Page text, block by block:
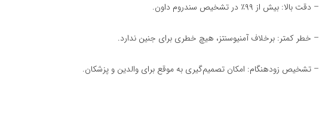
– دقت بالا: بیش از ۹۹٪ در تشخیص سندروم داون.
– خطر کمتر: برخلاف آمنیوسنتز، هیچ خطری برای جنین ندارد.
– تشخیص زودهنگام: امکان تصمیم‌گیری به موقع برای والدین و پزشکان.